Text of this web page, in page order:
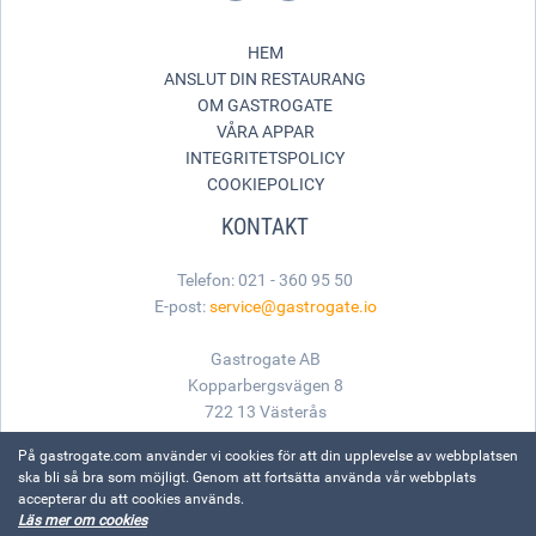
HEM
ANSLUT DIN RESTAURANG
OM GASTROGATE
VÅRA APPAR
INTEGRITETSPOLICY
COOKIEPOLICY
KONTAKT
Telefon: 021 - 360 95 50
E-post:service@gastrogate.io
Gastrogate AB
Kopparbergsvägen 8
722 13 Västerås
På gastrogate.com använder vi cookies för att din upplevelse av webbplatsen
ska bli så bra som möjligt. Genom att fortsätta använda vår webbplats
accepterar du att cookies används.
Läs mer om cookies